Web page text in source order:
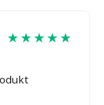
★★★★★